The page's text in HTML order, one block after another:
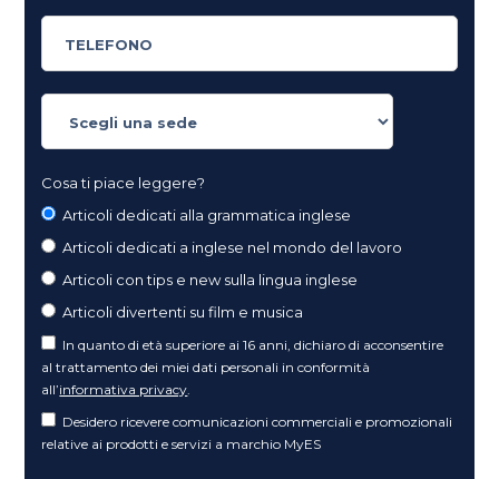
Cosa ti piace leggere?
Articoli dedicati alla grammatica inglese
Articoli dedicati a inglese nel mondo del lavoro
Articoli con tips e new sulla lingua inglese
Articoli divertenti su film e musica
In quanto di età superiore ai 16 anni, dichiaro di acconsentire
al trattamento dei miei dati personali in conformità
all’informativa privacy
Desidero ricevere comunicazioni commerciali e promozionali
relative ai prodotti e servizi a marchio MyES